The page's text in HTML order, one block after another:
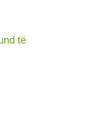
të